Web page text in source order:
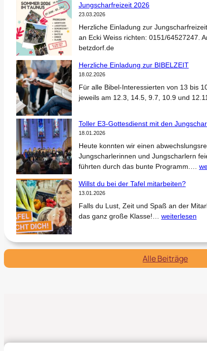
z
e
Jungscharfreizeit 2026
23.03.2026
Herzliche Einladung zur
an Ecki Weiss richten: 0151/64527247.
betzdorf.de
Herzliche Einladung zur BIBELZEIT
18.02.2026
Für alle Bibel-Interessierten von 13 bis
jeweils am 12.3, 14.5, 9.7, 10.9 und
Toller E3-Gottesdienst mit den
18.01.2026
Heute konnten wir einen
Jungscharlerinnen und Jungscharlern
führten durch das bunte Programm.… T
e
-
o
e
Willst du bei der Tafel mitarbeiten?
13.01.2026
Falls du Lust, Zeit und Spaß an der
das ganz große Klasse!… W
l
s
t
e
weiterlesen
Alle Beiträge